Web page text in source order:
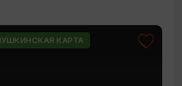
КАРТА